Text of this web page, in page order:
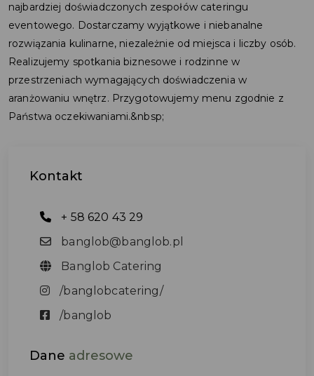
najbardziej doświadczonych zespołów cateringu
eventowego. Dostarczamy wyjątkowe i niebanalne
rozwiązania kulinarne, niezależnie od miejsca i liczby osób.
Realizujemy spotkania biznesowe i rodzinne w
przestrzeniach wymagających doświadczenia w
aranżowaniu wnętrz. Przygotowujemy menu zgodnie z
Państwa oczekiwaniami.&nbsp;
Kontakt
+ 58 620 43 29
banglob@banglob.pl
Banglob Catering
/banglobcatering/
/banglob
Dane adresowe